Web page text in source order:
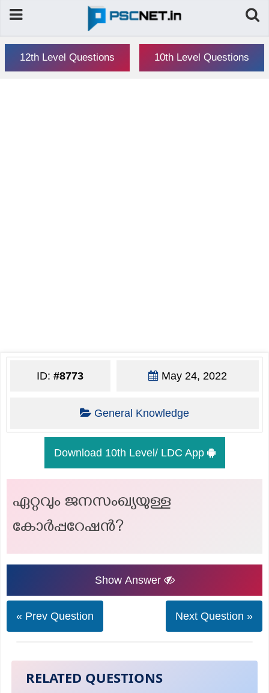
12th Level Questions 10th Level Questions
ID:#8773 May 24, 2022
General Knowledge
Download 10th Level/ LDC App
ഏറ്റവും ജനസംഖ്യയുള്ള
കോര്‍പ്പറേഷന്‍?
Show Answer
« Prev Question Next Question »
RELATED QUESTIONS